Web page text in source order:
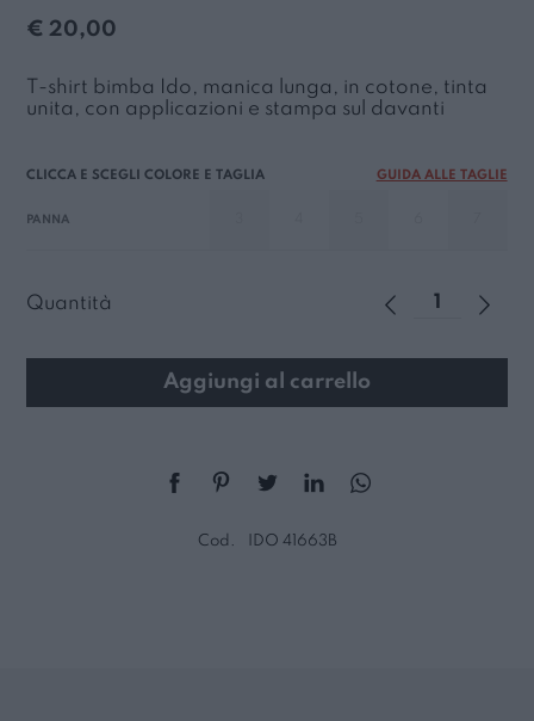
€ 20,00
T-shirt bimba Ido, manica lunga, in cotone, tinta
unita, con applicazioni e stampa sul davanti
GUIDA ALLE TAGLIE
PANNA
Quantità
Aggiungi al carrello
Cod. IDO 41663B